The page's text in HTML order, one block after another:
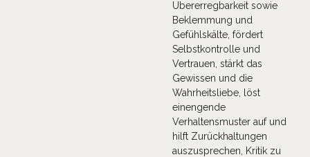
Übererregbarkeit sowie
Beklemmung und
Gefühlskälte, fördert
Selbstkontrolle und
Vertrauen, stärkt das
Gewissen und die
Wahrheitsliebe, löst
einengende
Verhaltensmuster auf und
hilft Zurückhaltungen
auszusprechen, Kritik zu